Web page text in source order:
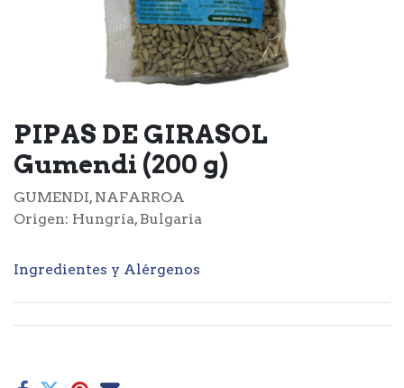
PIPAS DE GIRASOL
Gumendi (200 g)
GUMENDI, NAFARROA
Origen: Hungría, Bulgaria
Ingredientes y Alérgenos